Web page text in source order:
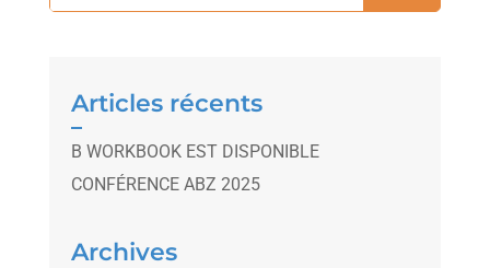
Articles récents
B WORKBOOK EST DISPONIBLE
CONFÉRENCE ABZ 2025
Archives